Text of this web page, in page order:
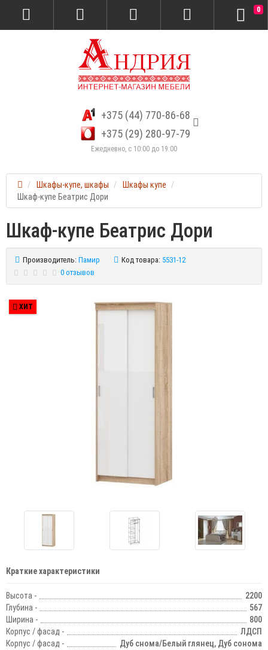
+375 (44) 770-86-68
+375 (29) 280-97-79
Ежедневно, с 10:00 до 19:00
0
Шкафы-купе, шкафы
Шкафы купе
Шкаф-купе Беатрис Дори
Шкаф-купе Беатрис Дори
Производитель: Памир Код товара: 5531-12
0 отзывов
ХИТ
Краткие характеристики
Высота -
2200
Глубина -
567
Ширина -
800
Корпус / фасад -
ЛДСП
Корпус / фасад -
Дуб снома/Белый глянец, Дуб сонома